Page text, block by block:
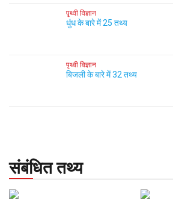
पृथ्वी विज्ञान
धुंध के बारे में 25 तथ्य
पृथ्वी विज्ञान
बिजली के बारे में 32 तथ्य
संबंधित तथ्य